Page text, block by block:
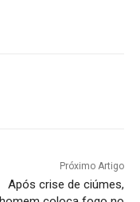
Próximo Artigo
Após crise de ciúmes,